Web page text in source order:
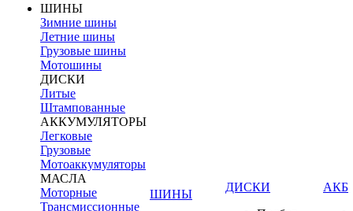
ШИНЫ
Зимние шины
Летние шины
Грузовые шины
Мотошины
ДИСКИ
Литые
Штампованные
АККУМУЛЯТОРЫ
Легковые
Грузовые
Мотоаккумуляторы
МАСЛА
Моторные
Трансмиссионные
ШИНЫ
ДИСКИ
АКБ